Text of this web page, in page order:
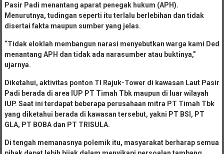
Pasir Padi menantang aparat penegak hukum (APH).
Menurutnya, tudingan seperti itu terlalu berlebihan dan tidak
disertai fakta maupun sumber yang jelas.
“Tidak eloklah membangun narasi menyebutkan warga kami Ded
menantang APH dan tidak ada narasumber atau buktinya,”
ujarnya.
Diketahui, aktivitas ponton TI Rajuk-Tower di kawasan Laut Pasir
Padi berada di area IUP PT Timah Tbk maupun di luar wilayah
IUP. Saat ini terdapat beberapa perusahaan mitra PT Timah Tbk
yang diketahui berada di kawasan tersebut, yakni PT BSI, PT
GLA, PT BOBA dan PT TRISULA.
Di tengah memanasnya polemik itu, masyarakat berharap semua